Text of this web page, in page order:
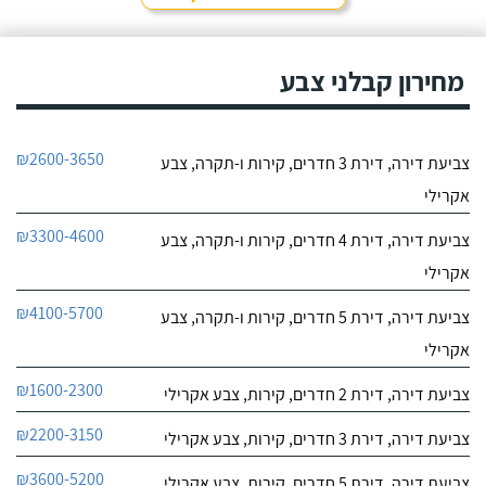
לפרטי העסק
אין על מיקי!
מרוצה מאוד! מיקי עשה
מכיוון שהיינו מרוצים עשה
לפרטי העסק
0 חוות דעת
9.4
46
חוות דעת
בביקור אצל חבר
מחירון קבלני צבע
צביעת דירה, דירת 3 חדרים, קירות ו-תקרה, צבע
אקרילי
₪2600-3650
צביעת דירה, דירת 4 חדרים, קירות ו-תקרה, צבע
אקרילי
₪3300-4600
צביעת דירה, דירת 5 חדרים, קירות ו-תקרה, צבע
אקרילי
₪4100-5700
צביעת דירה, דירת 2 חדרים, קירות, צבע אקרילי ₪1600-2300
צביעת דירה, דירת 3 חדרים, קירות, צבע אקרילי ₪2200-3150
₪3600-5200